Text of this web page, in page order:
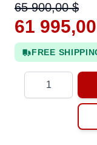
65 900,00 $
61
FREE